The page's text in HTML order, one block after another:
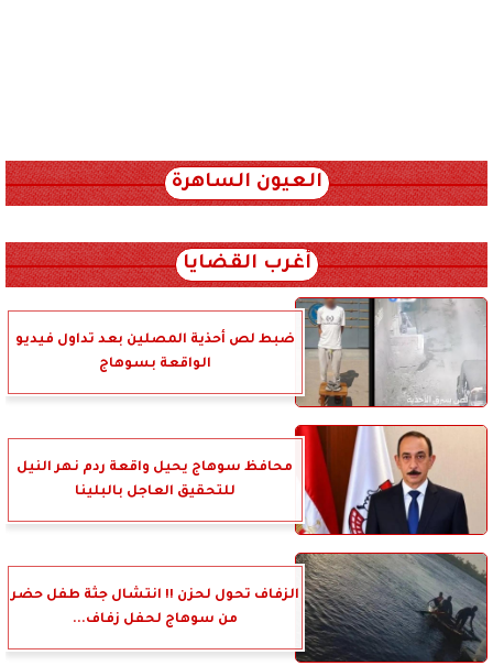
العيون الساهرة
أغرب القضايا
ضبط لص أحذية المصلين بعد تداول فيديو
الواقعة بسوهاج
محافظ سوهاج يحيل واقعة ردم نهر النيل
للتحقيق العاجل بالبلينا
الزفاف تحول لحزن !! انتشال جثة طفل حضر
من سوهاج لحفل زفاف...